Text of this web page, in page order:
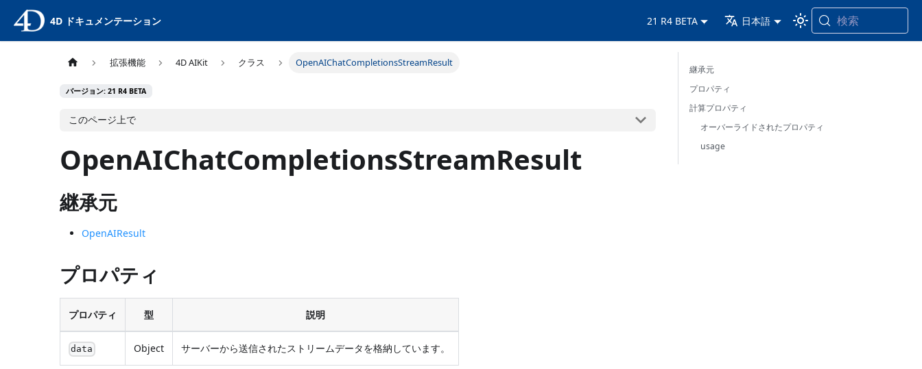
4D ドキュメンテーション 21 R4 BETA 日本語 検索
拡張機能 4D AIKit クラス OpenAIChatCompletionsStreamResult
バージョン: 21 R4 BETA
このページ上で
OpenAIChatCompletionsStreamResult
継承元
OpenAIResult
プロパティ
プロパティ 型 説明
data Object サーバーから送信されたストリームデータを格納しています。
継承元
プロパティ
計算プロパティ
オーバーライドされたプロパティ
usage